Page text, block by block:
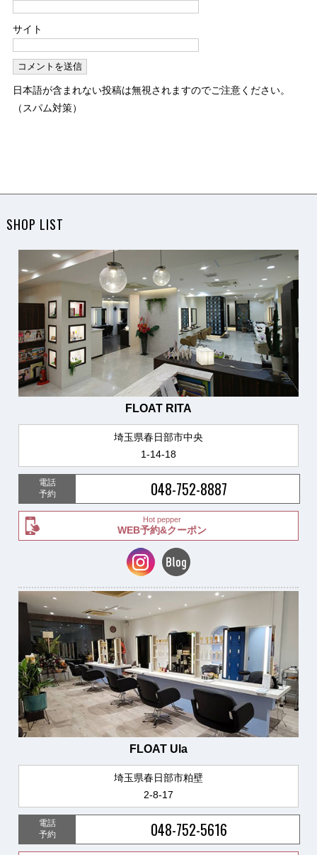
サイト
日本語が含まれない投稿は無視されますのでご注意ください。
（スパム対策）
SHOP LIST
FLOAT RITA
埼玉県春日部市中央
1-14-18
電話
予約
048-752-8887
Hot pepper
WEB予約&クーポン
FLOAT Ula
埼玉県春日部市粕壁
2-8-17
電話
予約
048-752-5616